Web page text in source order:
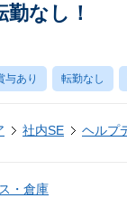
なし！
与あり 転勤なし
社内SE ヘルプ
・倉庫